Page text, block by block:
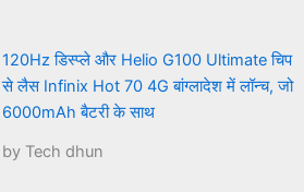
120Hz डिस्प्ले और Helio G100 Ultimate चिप
से लैस Infinix Hot 70 4G बांग्लादेश में लॉन्च, जो
6000mAh बैटरी के साथ
by Tech dhun